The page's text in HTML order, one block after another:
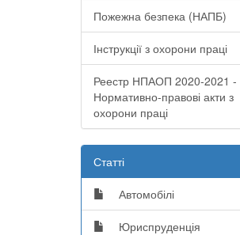
Пожежна безпека (НАПБ)
Інструкції з охорони праці
Реестр НПАОП 2020-2021 -
Нормативно-правові акти з
охорони праці
Статті
Автомобілі
Юриспруденція